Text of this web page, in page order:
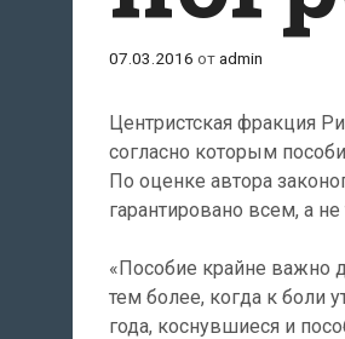
07.03.2016 отadmin
Центристская фракция
согласно которым
По оценке автора
гарантировано всем, а
«Пособие крайне важно
тем более, когда к боли
года, коснувшиеся и